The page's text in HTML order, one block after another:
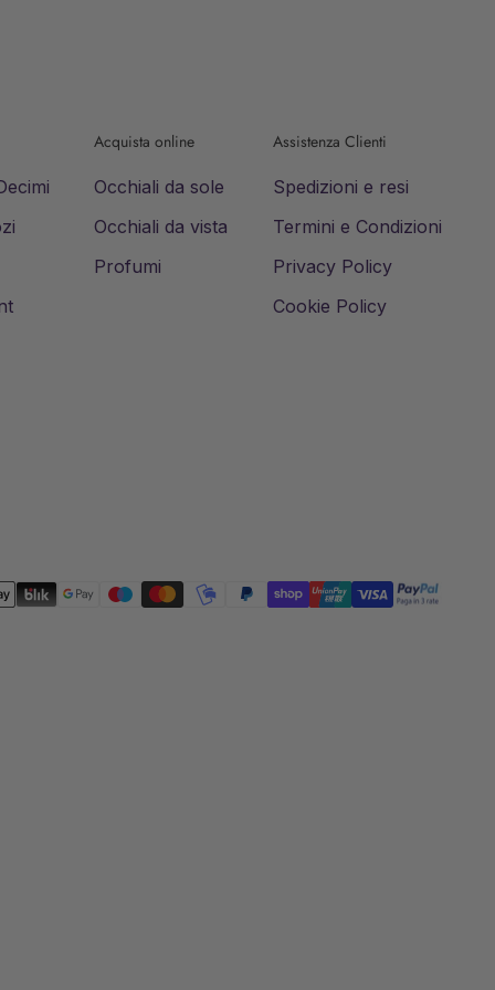
Acquista online
Occhiali da sole
Occhiali da vista
Profumi
Assistenza Clienti
Spedizioni e resi
Termini e Condizioni
Privacy Policy
Cookie Policy